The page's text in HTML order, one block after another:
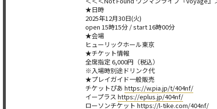
★日時
2025年12月30日(火)
open 15時15分 / start 16時00分
★会場
ヒューリックホール東京
★チケット情報
全席指定 6,000円（税込）
※入場時別途ドリンク代
★プレイガイド一般販売
チケットぴあ https://w.pia.jp/t/404nf/
イープラス https://eplus.jp/404nf/
ローソンチケット https://l-tike.com/404nf/